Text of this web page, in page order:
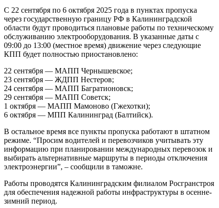
С 22 сентября по 6 октября 2025 года в пунктах пропуска
через государственную границу РФ в Калининградской
области будут проводиться плановые работы по техническому
обслуживанию электрооборудования. В указанные даты с
09:00 до 13:00 (местное время) движение через следующие
КПП будет полностью приостановлено:
22 сентября — МАПП Чернышевское;
23 сентября — ЖДПП Нестеров;
24 сентября — МАПП Багратионовск;
29 сентября — МАПП Советск;
1 октября — МАПП Мамоново (Гжехотки);
6 октября — МПП Калининград (Балтийск).
В остальное время все пункты пропуска работают в штатном
режиме. “Просим водителей и перевозчиков учитывать эту
информацию при планировании международных перевозок и
выбирать альтернативные маршруты в периоды отключения
электроэнергии”, – сообщили в таможне.
Работы проводятся Калининградским филиалом Росгранстроя
для обеспечения надежной работы инфраструктуры в осенне-
зимний период.